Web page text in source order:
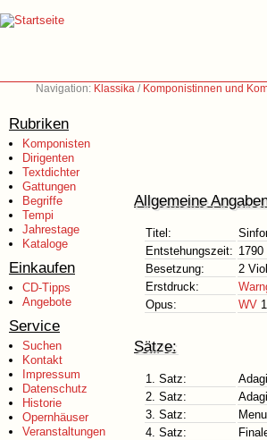
Navigation: Klassika / Komponistinnen und
Rubriken
Komponisten
Dirigenten
Textdichter
Gattungen
Begriffe
Tempi
Jahrestage
Kataloge
Einkaufen
CD-Tipps
Angebote
Service
Suchen
Kontakt
Impressum
Datenschutz
Historie
Opernhäuser
Veranstaltungen
Allgemeine
Titel:
Entstehungszeit: 1790
Besetzung:
2
Erstdruck:
Opus:
WV
Sätze:
1. Satz:
2. Satz:
3. Satz:
4. Satz: